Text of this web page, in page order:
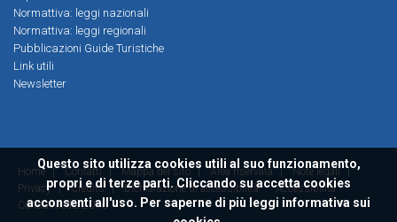
Questo sito utilizza cookies utili al suo funzionamento,
propri e di terze parti. Cliccando su accetta cookies
acconsenti all'uso. Per saperne di più leggi informativa sui
Normattiva: leggi nazionali
Normattiva: leggi regionali
Pubblicazioni Guide Turistiche
Link utili
Newsletter
Home | Contatti | Mappa del sito | Area riservata | Note legali |
Privacy
| Credits | Dichiarazione di accessibilità
Accessibilità
ConsulMedia 2016